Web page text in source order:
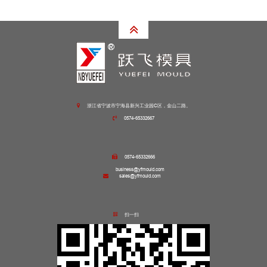
浙江省宁波市宁海县新兴工业园C区，金山二路。
0574-65332667
0574-65332666
business@yfmould.com
sales@yfmould.com
扫一扫